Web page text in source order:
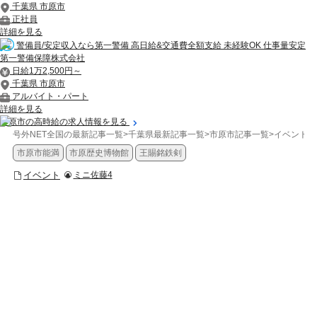
千葉県 市原市
正社員
詳細を見る
警備員/安定収入なら第一警備 高日給&交通費全額支給 未経験OK 仕事量安定
第一警備保障株式会社
日給1万2,500円～
千葉県 市原市
アルバイト・パート
詳細を見る
市原市の高時給の求人情報を見る
号外NET全国の最新記事一覧>千葉県最新記事一覧>市原市記事一覧>イベント
市原市能満
市原歴史博物館 王賜銘鉄剣
イベント ミニ佐藤4